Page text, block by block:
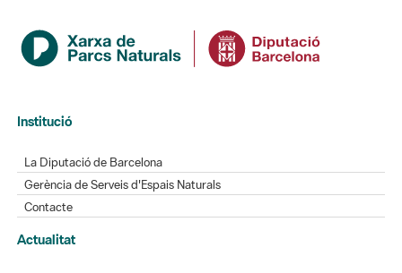
Institució
La Diputació de Barcelona
Gerència de Serveis d'Espais Naturals
Contacte
Actualitat